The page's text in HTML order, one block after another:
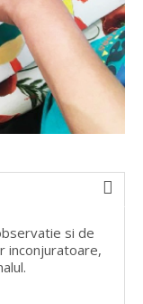
si de
inconjuratoare,